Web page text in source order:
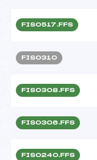
FIS0517.FFS
FIS0310
FIS0308.FFS
FIS0306.FFS
FIS0240.FFS